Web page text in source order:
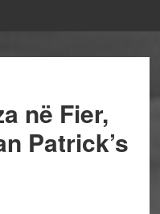
në Fier,
Patrick’s